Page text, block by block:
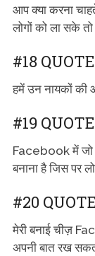
आप क्या करना
लोगों को ला सके
#18 QUOTE
हमें उन नायकों की
#19 QUOTE
Facebook में जो
बनाना है जिस पर
#20 QUOTE
मेरी बनाई चीज़
अपनी बात रख